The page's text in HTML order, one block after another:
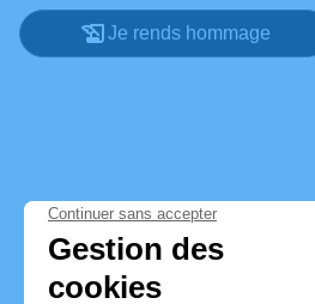
Je rends hommage